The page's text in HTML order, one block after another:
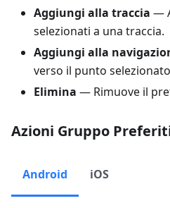
Aggiungi alla traccia —
selezionati a una traccia.
Aggiungi alla
verso il punto
Elimina — Rimuove il
Azioni Gruppo
Android iOS